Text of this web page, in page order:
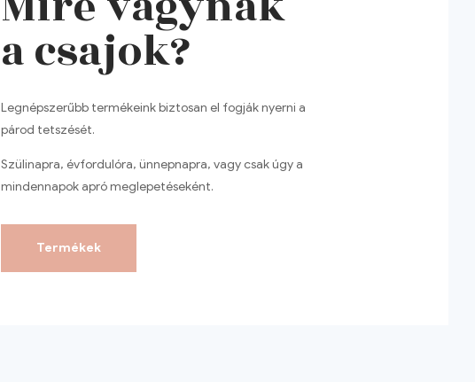
a csajok?
Legnépszerűbb termékeink biztosan el fogják nyerni a
párod tetszését.
Szülinapra, évfordulóra, ünnepnapra, vagy csak úgy a
mindennapok apró meglepetéseként.
Termékek